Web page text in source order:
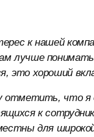
к нашей
лучше понимать
это хороший
отметить, что я
к
для